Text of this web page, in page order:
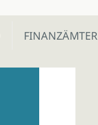
FINANZÄMTER